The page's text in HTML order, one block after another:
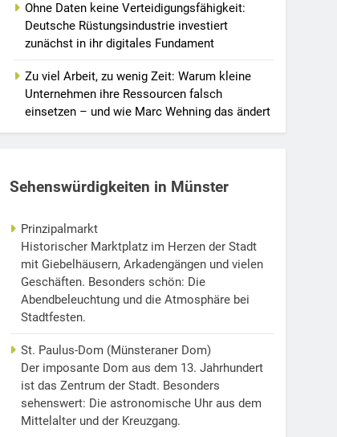
Ohne Daten keine Verteidigungsfähigkeit:
Deutsche Rüstungsindustrie investiert
zunächst in ihr digitales Fundament
Zu viel Arbeit, zu wenig Zeit: Warum kleine
Unternehmen ihre Ressourcen falsch
einsetzen – und wie Marc Wehning das ändert
Sehenswürdigkeiten in Münster
Prinzipalmarkt
Historischer Marktplatz im Herzen der Stadt
mit Giebelhäusern, Arkadengängen und vielen
Geschäften. Besonders schön: Die
Abendbeleuchtung und die Atmosphäre bei
Stadtfesten.
St. Paulus-Dom (Münsteraner Dom)
Der imposante Dom aus dem 13. Jahrhundert
ist das Zentrum der Stadt. Besonders
sehenswert: Die astronomische Uhr aus dem
Mittelalter und der Kreuzgang.